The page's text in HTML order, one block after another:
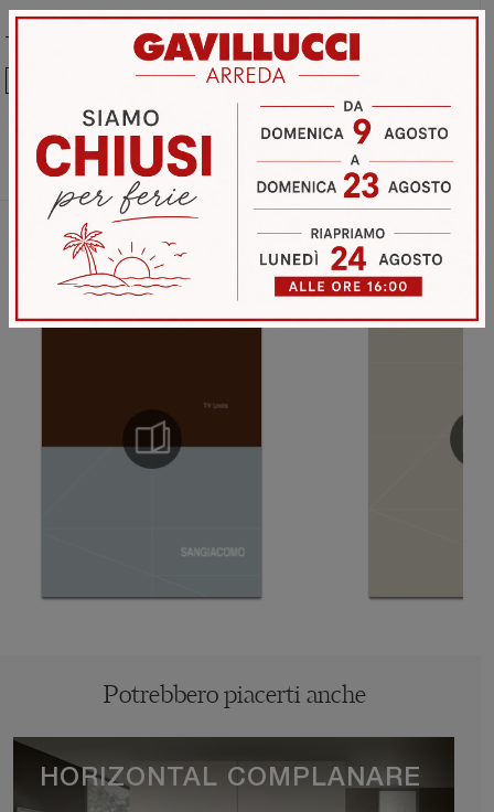
Sfoglia i cataloghi
Ho preso visione dellaPrivacy Policy
Potrebbero piacerti anche
HORIZONTAL COMPLANARE